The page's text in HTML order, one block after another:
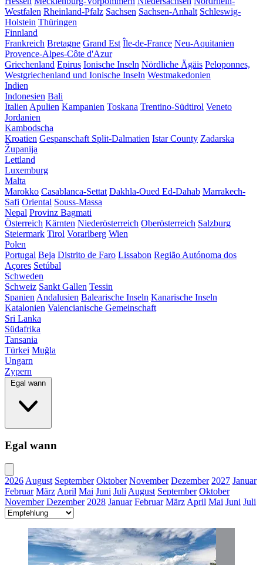
Westfalen Rheinland-Pfalz Sachsen Sachsen-Anhalt Schleswig-
Holstein Thüringen
Finnland
Frankreich Bretagne Grand Est Île-de-France Neu-Aquitanien
Provence-Alpes-Côte d'Azur
Griechenland Epirus Ionische Inseln Nördliche Ägäis Peloponnes,
Westgriechenland und Ionische Inseln Westmakedonien
Indien
Indonesien Bali
Italien Apulien Kampanien Toskana Trentino-Südtirol Veneto
Jordanien
Kambodscha
Kroatien Gespanschaft Split-Dalmatien Istar County Zadarska
Županija
Lettland
Luxemburg
Malta
Marokko Casablanca-Settat Dakhla-Oued Ed-Dahab Marrakech-
Safi Oriental Souss-Massa
Nepal Provinz Bagmati
Österreich Kärnten Niederösterreich Oberösterreich Salzburg
Steiermark Tirol Vorarlberg Wien
Polen
Portugal Beja Distrito de Faro Lissabon Região Autónoma dos
Açores Setúbal
Schweden
Schweiz Sankt Gallen Tessin
Spanien Andalusien Balearische Inseln Kanarische Inseln
Katalonien Valencianische Gemeinschaft
Sri Lanka
Südafrika
Tansania
Türkei Muğla
Ungarn
Zypern
Egal wann
Egal wann
2026 August September Oktober November Dezember 2027 Januar
Februar März April Mai Juni Juli August September Oktober
November Dezember 2028 Januar Februar März April Mai Juni Juli